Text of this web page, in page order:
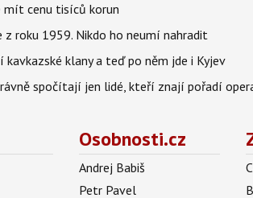
mít cenu tisíců korun
roku 1959. Nikdo ho neumí nahradit
klany a teď po něm jde i Kyjev
spočítají jen lidé, kteří znají pořadí
Osobnosti.cz
Andrej Babiš
Petr Pavel